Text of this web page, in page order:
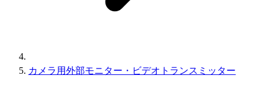
カメラ用外部モニター・ビデオトランスミッター